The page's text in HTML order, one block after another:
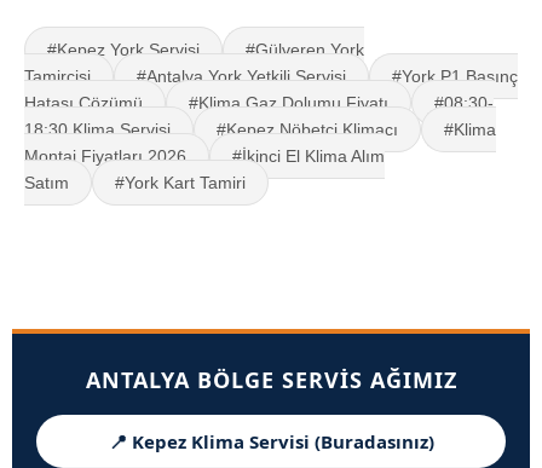
#Kepez York Servisi
#Gülveren York
Tamircisi
#Antalya York Yetkili Servisi
#York P1 Basınç
Hatası Çözümü
#Klima Gaz Dolumu Fiyatı
#08:30-
18:30 Klima Servisi
#Kepez Nöbetçi Klimacı
#Klima
Montaj Fiyatları 2026
#İkinci El Klima Alım
Satım
#York Kart Tamiri
ANTALYA BÖLGE SERVIS AĞIMIZ
📍 Kepez Klima Servisi (Buradasınız)